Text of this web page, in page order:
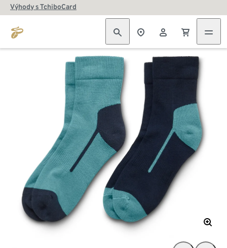
Výhody s TchiboCard